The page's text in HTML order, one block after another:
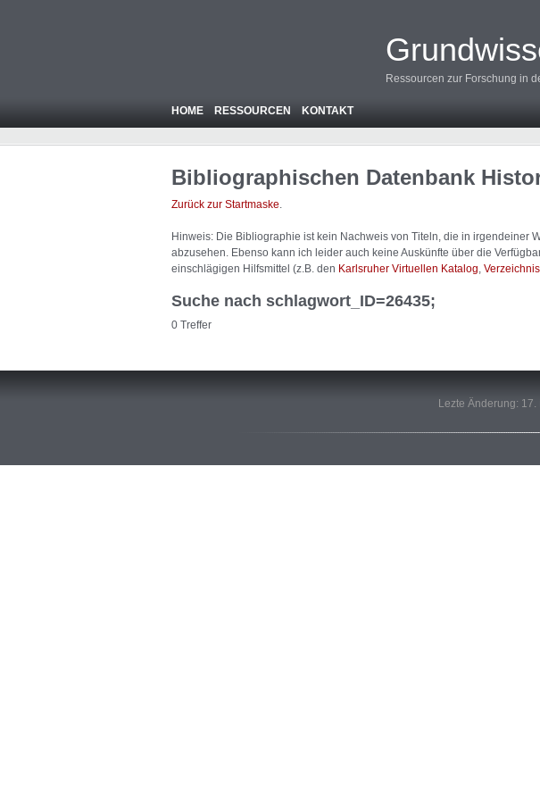
Ressourcen zur Forschung in
HOME RESSOURCEN KONTAKT
Bibliographischen Datenbank
Zurück zur Startmaske.
Hinweis: Die Bibliographie ist kein Nachweis von Titeln, die in irgendeiner
abzusehen. Ebenso kann ich leider auch keine Auskünfte über die
einschlägigen Hilfsmittel (z.B. den Karlsruher Virtuellen Katalog
Suche nach schlagwort_ID=26435;
0 Treffer
Lezte Änderung: 17.